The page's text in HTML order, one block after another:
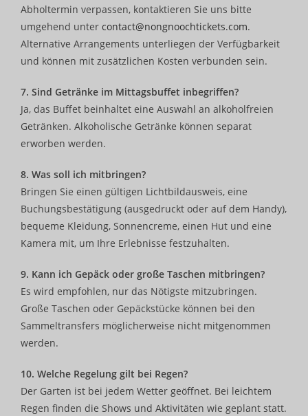
Abholtermin verpassen, kontaktieren Sie uns bitte
umgehend unter contact@nongnoochtickets.com.
Alternative Arrangements unterliegen der Verfügbarkeit
und können mit zusätzlichen Kosten verbunden sein.
7. Sind Getränke im Mittagsbuffet inbegriffen?
Ja, das Buffet beinhaltet eine Auswahl an alkoholfreien
Getränken. Alkoholische Getränke können separat
erworben werden.
8. Was soll ich mitbringen?
Bringen Sie einen gültigen Lichtbildausweis, eine
Buchungsbestätigung (ausgedruckt oder auf dem Handy),
bequeme Kleidung, Sonnencreme, einen Hut und eine
Kamera mit, um Ihre Erlebnisse festzuhalten.
9. Kann ich Gepäck oder große Taschen mitbringen?
Es wird empfohlen, nur das Nötigste mitzubringen.
Große Taschen oder Gepäckstücke können bei den
Sammeltransfers möglicherweise nicht mitgenommen
werden.
10. Welche Regelung gilt bei Regen?
Der Garten ist bei jedem Wetter geöffnet. Bei leichtem
Regen finden die Shows und Aktivitäten wie geplant statt.